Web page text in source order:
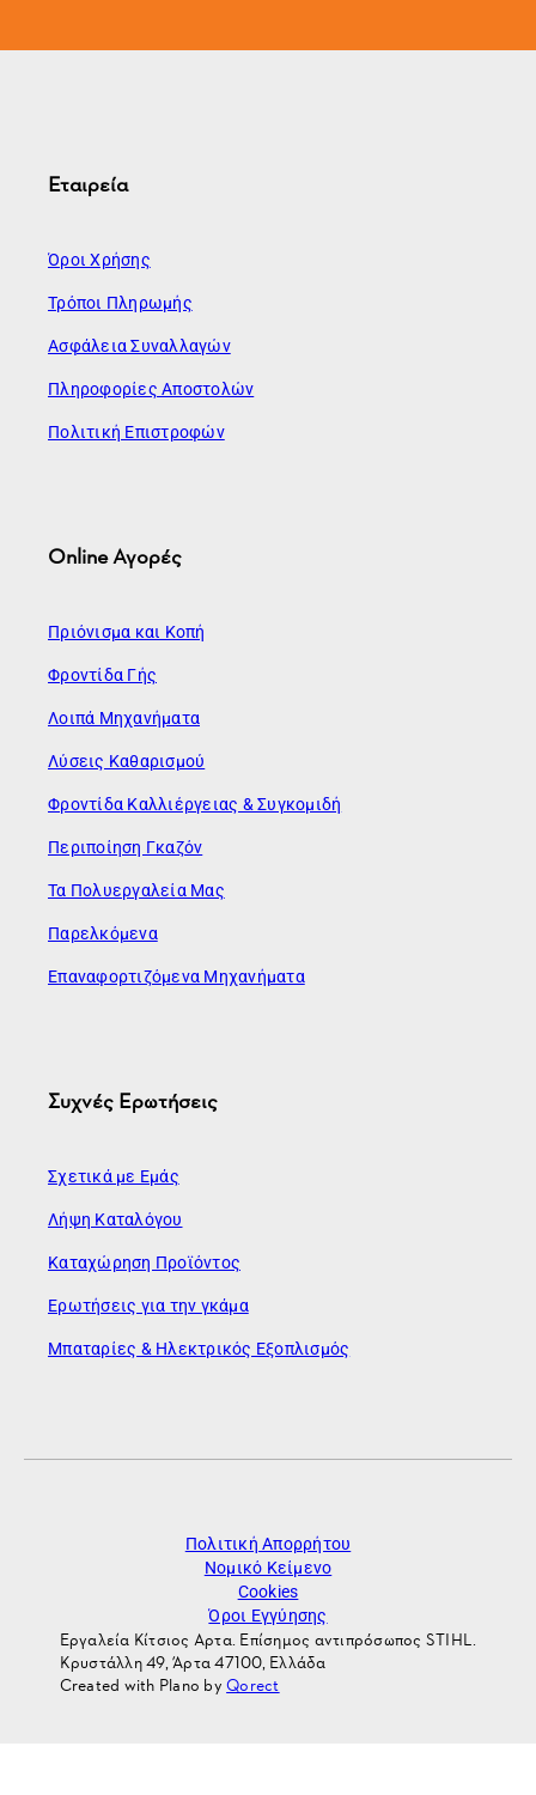
Εταιρεία
Όροι Χρήσης
Τρόποι Πληρωμής
Ασφάλεια Συναλλαγών
Πληροφορίες Αποστολών
Πολιτική Επιστροφών
Online Αγορές
Πριόνισμα και Κοπή
Φροντίδα Γής
Λοιπά Μηχανήματα
Λύσεις Καθαρισμού
Φροντίδα Καλλιέργειας & Συγκομιδή
Περιποίηση Γκαζόν
Τα Πολυεργαλεία Μας
Παρελκόμενα
Επαναφορτιζόμενα Μηχανήματα
Συχνές Ερωτήσεις
Σχετικά με Εμάς
Λήψη Καταλόγου
Καταχώρηση Προϊόντος
Ερωτήσεις για την γκάμα
Μπαταρίες & Ηλεκτρικός Εξοπλισμός
Πολιτική Απορρήτου
Νομικό Κείμενο
Cookies
Όροι Εγγύησης
Εργαλεία Κίτσιος Αρτα. Επίσημος αντιπρόσωπος STIHL.
Κρυστάλλη 49, Άρτα 47100, Ελλάδα
Created with Plano byQorect